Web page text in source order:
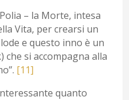
– la Morte, intesa
Vita, per crearsi un
e questo inno è un
che si accompagna alla
[11]
quanto